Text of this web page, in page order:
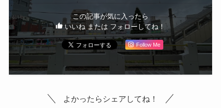
この記事が気に入ったら
いいね または フォローしてね！
Follow Me
よかったらシェアしてね！